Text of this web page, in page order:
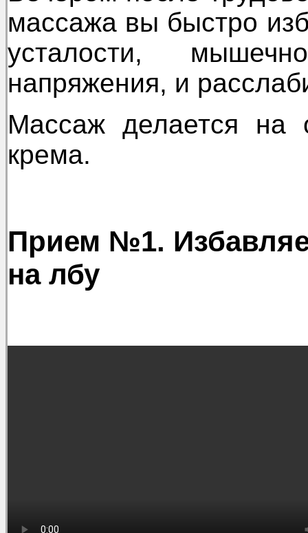
массажа вы быстро
усталости,
напряжения, и
Массаж делается на
крема.
Прием №1.
на лбу